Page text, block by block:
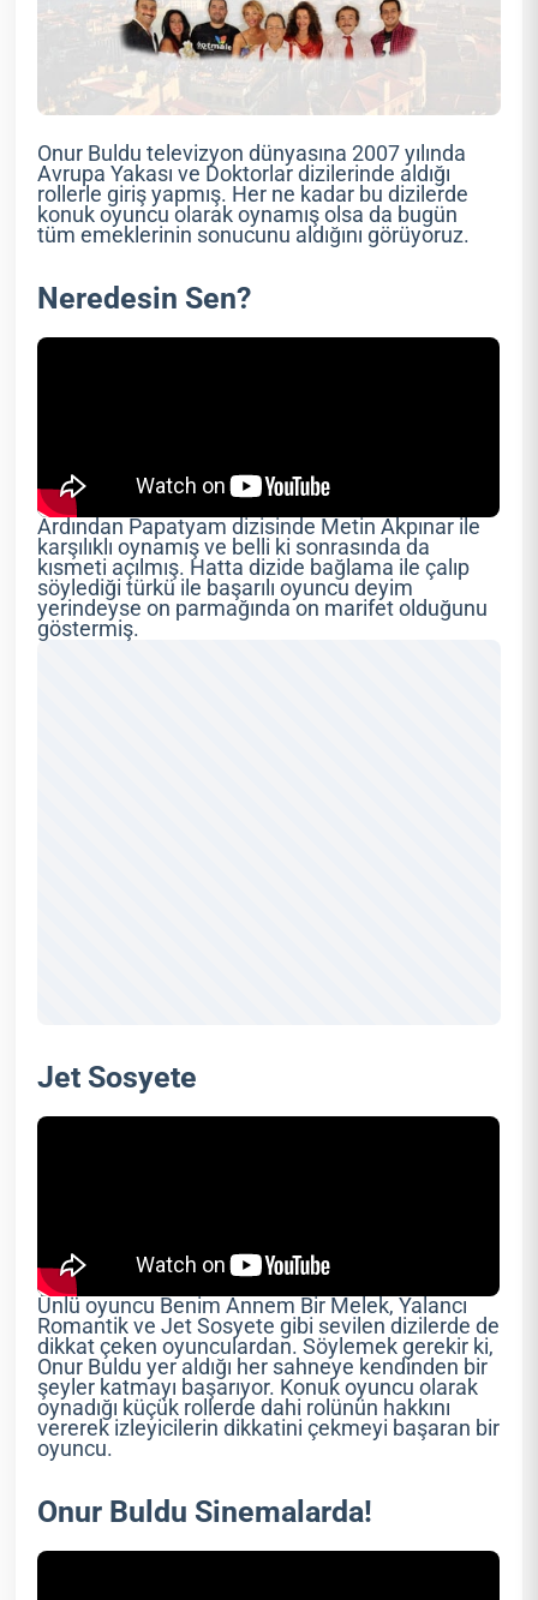
Onur Buldu televizyon dünyasına 2007 yılında
Avrupa Yakası ve Doktorlar dizilerinde aldığı
rollerle giriş yapmış. Her ne kadar bu dizilerde
konuk oyuncu olarak oynamış olsa da bugün
tüm emeklerinin sonucunu aldığını görüyoruz.
Neredesin Sen?
Ardından Papatyam dizisinde Metin Akpınar ile
karşılıklı oynamış ve belli ki sonrasında da
kısmeti açılmış. Hatta dizide bağlama ile çalıp
söylediği türkü ile başarılı oyuncu deyim
yerindeyse on parmağında on marifet olduğunu
göstermiş.
Jet Sosyete
Ünlü oyuncu Benim Annem Bir Melek, Yalancı
Romantik ve Jet Sosyete gibi sevilen dizilerde de
dikkat çeken oyunculardan. Söylemek gerekir ki,
Onur Buldu yer aldığı her sahneye kendinden bir
şeyler katmayı başarıyor. Konuk oyuncu olarak
oynadığı küçük rollerde dahi rolünün hakkını
vererek izleyicilerin dikkatini çekmeyi başaran bir
oyuncu.
Onur Buldu Sinemalarda!